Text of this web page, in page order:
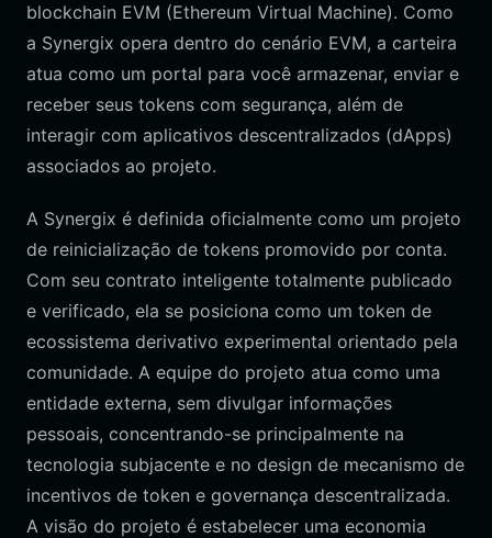
blockchain EVM (Ethereum Virtual Machine). Como
a Synergix opera dentro do cenário EVM, a carteira
atua como um portal para você armazenar, enviar e
receber seus tokens com segurança, além de
interagir com aplicativos descentralizados (dApps)
associados ao projeto.
A Synergix é definida oficialmente como um projeto
de reinicialização de tokens promovido por conta.
Com seu contrato inteligente totalmente publicado
e verificado, ela se posiciona como um token de
ecossistema derivativo experimental orientado pela
comunidade. A equipe do projeto atua como uma
entidade externa, sem divulgar informações
pessoais, concentrando-se principalmente na
tecnologia subjacente e no design de mecanismo de
incentivos de token e governança descentralizada.
A visão do projeto é estabelecer uma economia